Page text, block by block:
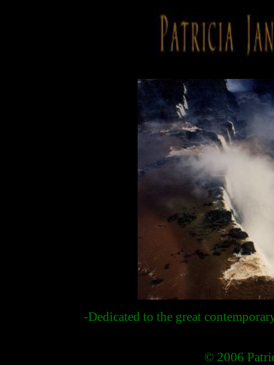
-Dedicated to the great
© 2006